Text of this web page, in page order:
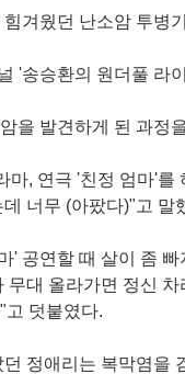
겨웠던 난소암 투병
'송승환의 원더풀 라
을 발견하게 된 과정
마, 연극 '친정 엄마'
너무 (아팠다)"고 말
' 공연할 때 살이 좀
무대 올라가면 정신
고 덧붙였다.
정애리는 복막염을